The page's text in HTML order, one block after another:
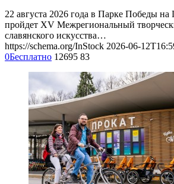
22 августа 2026 года в Парке Победы
пройдет XV Межрегиональный
славянского искусства…
https://schema.org/InStock 2026-06-
0Бесплатно 12695 83